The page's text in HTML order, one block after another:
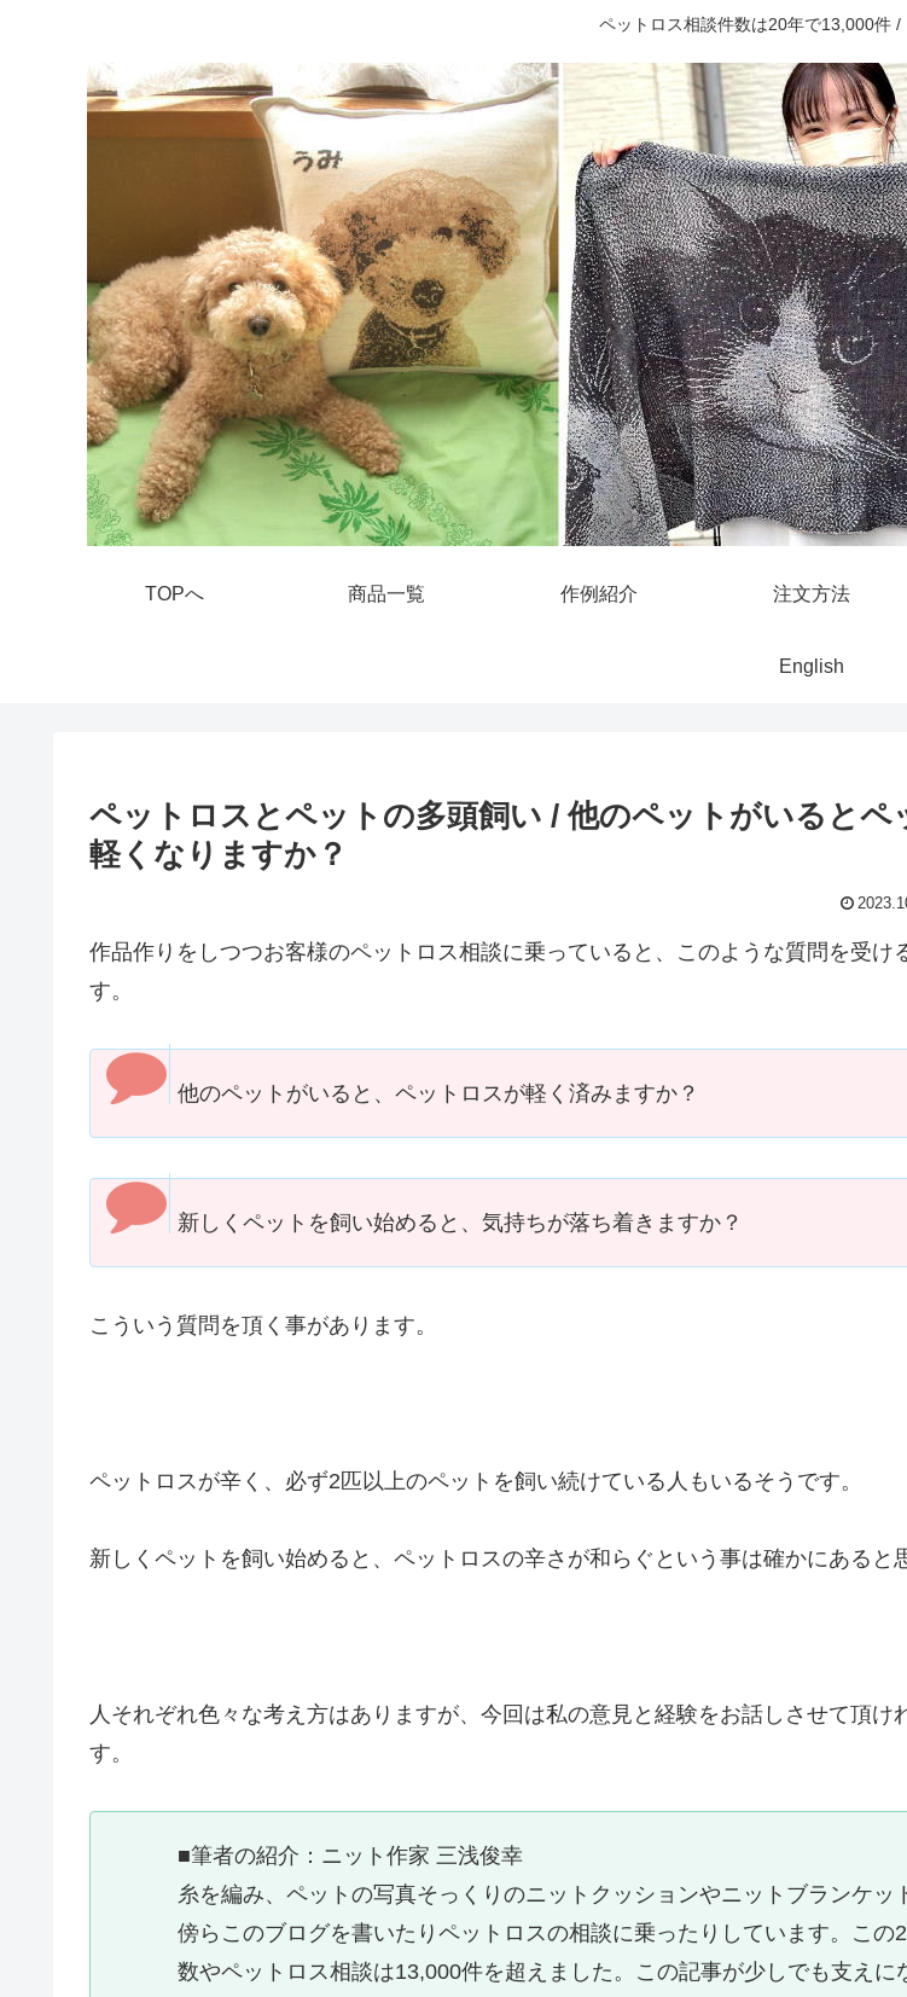
ペットロス相談件数は20年で13,000件 /
TOPへ 商品一覧 作例紹介 注文方法
English
ペットロスとペットの多頭飼い / 他のペットがいるとペ
軽くなりますか？
作品作りをしつつお客様のペットロス相談に乗っていると、このような質問を受け
す。
他のペットがいると、ペットロスが軽く済みますか？
新しくペットを飼い始めると、気持ちが落ち着きますか？
こういう質問を頂く事があります。
ペットロスが辛く、必ず2匹以上のペットを飼い続けている人もいるそうです。
新しくペットを飼い始めると、ペットロスの辛さが和らぐという事は確かにあると
人それぞれ色々な考え方はありますが、今回は私の意見と経験をお話しさせて頂け
す。
■筆者の紹介：ニット作家 三浅俊幸
糸を編み、ペットの写真そっくりのニットクッションやニットブランケッ
傍らこのブログを書いたりペットロスの相談に乗ったりしています。この
数やペットロス相談は13,000件を超えました。この記事が少しでも支えに